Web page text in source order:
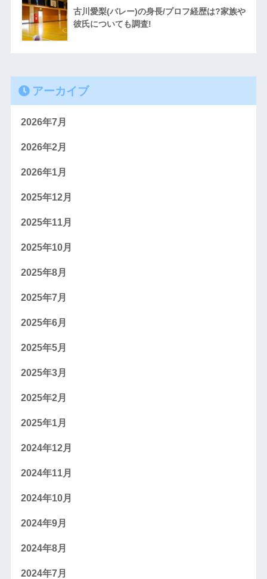
古川愛梨(バレー)の身長/プロフ経歴は?家族や
彼氏についても調査!
アーカイブ
2026年7月
2026年2月
2026年1月
2025年12月
2025年11月
2025年10月
2025年8月
2025年7月
2025年6月
2025年5月
2025年3月
2025年2月
2025年1月
2024年12月
2024年11月
2024年10月
2024年9月
2024年8月
2024年7月